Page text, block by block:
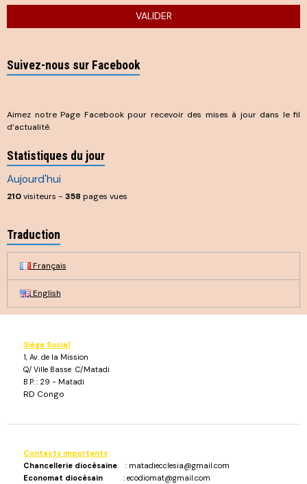
VALIDER
Suivez-nous sur Facebook
Aimez notre Page Facebook pour recevoir des mises à jour dans le fil
d’actualité.
Statistiques du jour
Aujourd'hui
210visiteurs - 358 pages vues
Traduction
Français
English
Siège Social
1, Av. de la Mission
Q/ Ville Basse C/Matadi
B.P. : 29 - Matadi
RD Congo
Contacts importants :
Chancellerie diocésaine : matadiecclesia@gmail.com
Economat diocésain : ecodiomat@gmail.com